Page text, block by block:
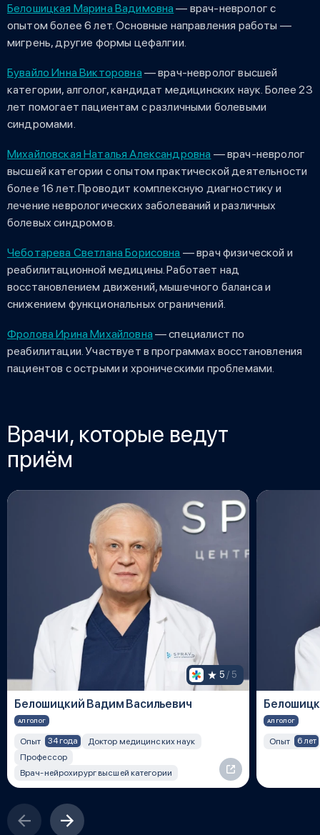
Белошицкая Марина Вадимовна — врач-невролог с
опытом более 6 лет. Основные направления работы —
мигрень, другие формы цефалгии.
Бувайло Инна Викторовна — врач-невролог высшей
категории, алголог, кандидат медицинских наук. Более 23
лет помогает пациентам с различными болевыми
синдромами.
Михайловская Наталья Александровна — врач-невролог
высшей категории с опытом практической деятельности
более 16 лет. Проводит комплексную диагностику и
лечение неврологических заболеваний и различных
болевых синдромов.
Чеботарева Светлана Борисовна — врач физической и
реабилитационной медицины. Работает над
восстановлением движений, мышечного баланса и
снижением функциональных ограничений.
Фролова Ирина Михайловна — специалист по
реабилитации. Участвует в программах восстановления
пациентов с острыми и хроническими проблемами.
Врачи, которые ведут
приём
5 / 5
Белошицкий Вадим Васильевич
АЛГОЛОГ
Опыт 34 года
Доктор медицинских наук
Профессор
Врач-нейрохирург высшей категории
АЛГОЛОГ
Опыт 6 лет